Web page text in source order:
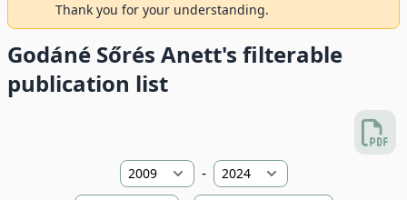
Thank you for your understanding.
Godáné Sőrés Anett's filterable
publication list
-